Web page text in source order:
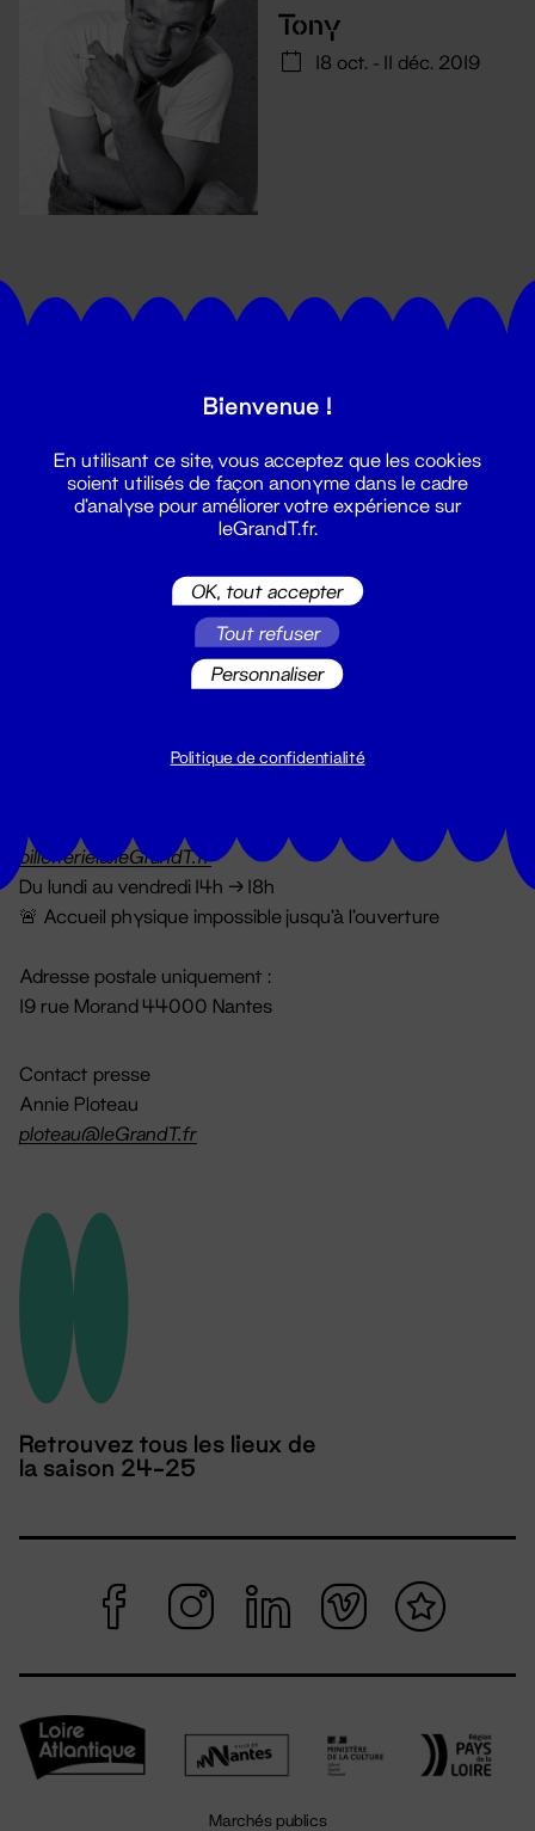
Tony
18 oct. - 11 déc. 2019
Grand T :
billetterie@leGrandT.fr
Du lundi au vendredi 14h → 18h
🚨 Accueil physique impossible jusqu'à l'ouverture
Adresse postale uniquement :
19 rue Morand 44000 Nantes
Contact presse
Annie Ploteau
ploteau@leGrandT.fr
Retrouvez tous les lieux de
la saison 24-25
Marchés publics
Bienvenue !
En utilisant ce site, vous acceptez que les cookies
soient utilisés de façon anonyme dans le cadre
d'analyse pour améliorer votre expérience sur
leGrandT.fr.
OK, tout accepter
Tout refuser
Personnaliser
Politique de confidentialité